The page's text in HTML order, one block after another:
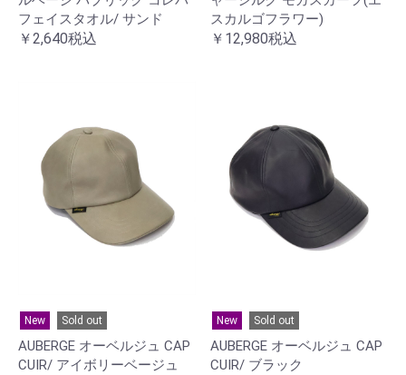
フェイスタオル/ サンド
￥2,640税込
スカルゴフラワー)
￥12,980税込
New Sold out
AUBERGE オーベルジュ CAP
CUIR/ アイボリーベージュ
New Sold out
AUBERGE オーベルジュ CAP
CUIR/ ブラック